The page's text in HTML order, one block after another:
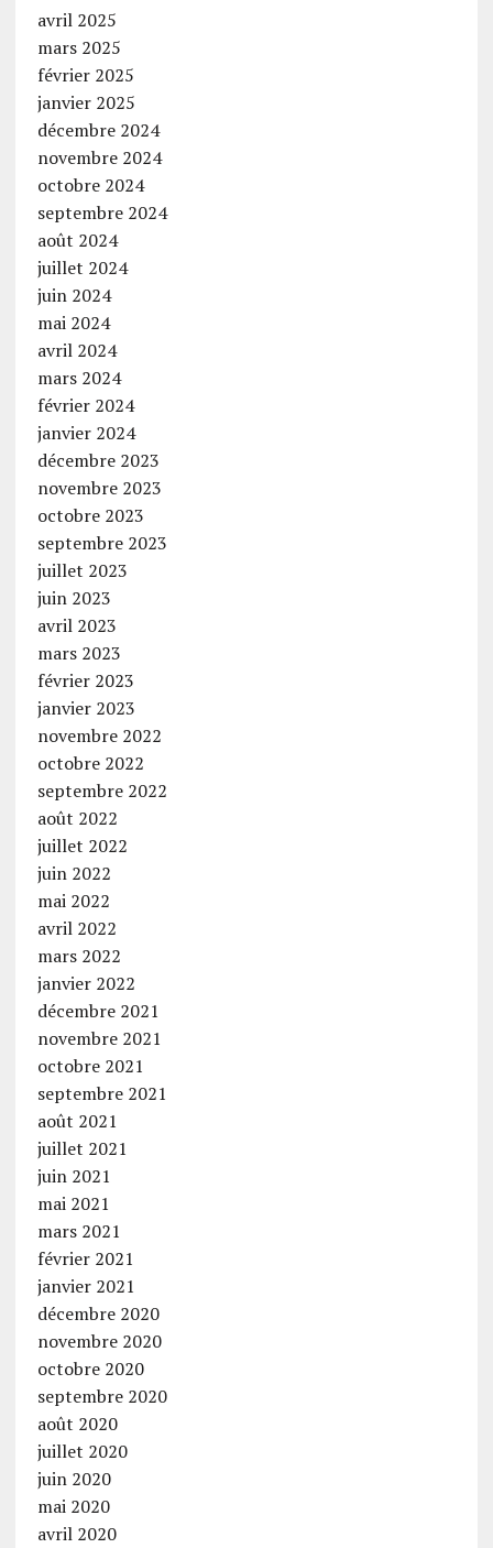
avril 2025
mars 2025
février 2025
janvier 2025
décembre 2024
novembre 2024
octobre 2024
septembre 2024
août 2024
juillet 2024
juin 2024
mai 2024
avril 2024
mars 2024
février 2024
janvier 2024
décembre 2023
novembre 2023
octobre 2023
septembre 2023
juillet 2023
juin 2023
avril 2023
mars 2023
février 2023
janvier 2023
novembre 2022
octobre 2022
septembre 2022
août 2022
juillet 2022
juin 2022
mai 2022
avril 2022
mars 2022
janvier 2022
décembre 2021
novembre 2021
octobre 2021
septembre 2021
août 2021
juillet 2021
juin 2021
mai 2021
mars 2021
février 2021
janvier 2021
décembre 2020
novembre 2020
octobre 2020
septembre 2020
août 2020
juillet 2020
juin 2020
mai 2020
avril 2020